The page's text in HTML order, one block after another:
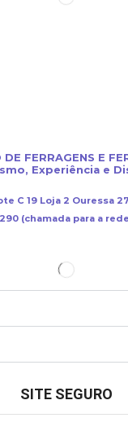
DE FERRAGENS E
Experiência e
C 19 Loja 2 Ouressa
290 (chamada para a
SITE SEGURO